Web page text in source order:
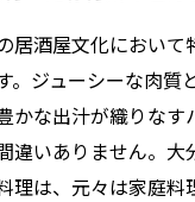
居酒屋文化において
。ジューシーな肉質
かな出汁が織りなす
違いありません。大
理は、元々は家庭料